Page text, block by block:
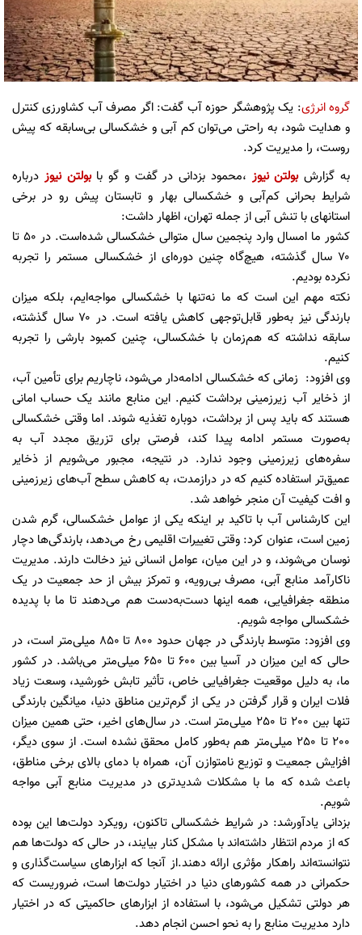
گروه انرژی: یک پژوهشگر حوزه آب گفت: اگر مصرف آب کشاورزی کنترل
و هدایت شود، به راحتی می‌توان کم آبی و خشکسالی بی‌سابقه که پیش
روست، را مدیریت کرد.
به گزارشبولتن نیوز ،محمود بزدانی در گفت و گو بابولتن نیوز درباره
شرایط بحرانی کم‌آبی و خشکسالی بهار و تابستان پیش رو در برخی
استانهای با تنش آبی از جمله تهران، اظهار داشت:
کشور ما امسال وارد پنجمین سال متوالی خشکسالی شده‌است. در ۵۰ تا
۷۰ سال گذشته، هیچ‌گاه چنین دوره‌ای از خشکسالی مستمر را تجربه
نکرده بودیم.
نکته مهم این است که ما نه‌تنها با خشکسالی مواجه‌ایم، بلکه میزان
بارندگی نیز به‌طور قابل‌توجهی کاهش یافته است. در ۷۰ سال گذشته،
سابقه نداشته که هم‌زمان با خشکسالی، چنین کمبود بارشی را تجربه
کنیم.
وی افزود: زمانی که خشکسالی ادامه‌دار می‌شود، ناچاریم برای تأمین آب،
از ذخایر آب زیرزمینی برداشت کنیم. این منابع مانند یک حساب امانی
هستند که باید پس از برداشت، دوباره تغذیه شوند. اما وقتی خشکسالی
به‌صورت مستمر ادامه پیدا کند، فرصتی برای تزریق مجدد آب به
سفره‌های زیرزمینی وجود ندارد. در نتیجه، مجبور می‌شویم از ذخایر
عمیق‌تر استفاده کنیم که در درازمدت، به کاهش سطح آب‌های زیرزمینی
و افت کیفیت آن منجر خواهد شد.
این کارشناس آب با تاکید بر اینکه یکی از عوامل خشکسالی، گرم شدن
زمین است، عنوان کرد: وقتی تغییرات اقلیمی رخ می‌دهد، بارندگی‌ها دچار
نوسان می‌شوند، و در این میان، عوامل انسانی نیز دخالت دارند. مدیریت
ناکارآمد منابع آبی، مصرف بی‌رویه، و تمرکز بیش از حد جمعیت در یک
منطقه جغرافیایی، همه اینها دست‌به‌دست هم می‌دهند تا ما با پدیده
خشکسالی مواجه شویم.
وی افزود: متوسط بارندگی در جهان حدود 800 تا 850 میلی‌متر است، در
حالی که این میزان در آسیا بین 600 تا 650 میلی‌متر می‌باشد. در کشور
ما، به دلیل موقعیت جغرافیایی خاص، تأثیر تابش خورشید، وسعت زیاد
فلات ایران و قرار گرفتن در یکی از گرم‌ترین مناطق دنیا، میانگین بارندگی
تنها بین 200 تا 250 میلی‌متر است. در سال‌های اخیر، حتی همین میزان
200 تا 250 میلی‌متر هم به‌طور کامل محقق نشده است. از سوی دیگر،
افزایش جمعیت و توزیع نامتوازن آن، همراه با دمای بالای برخی مناطق،
باعث شده که ما با مشکلات شدیدتری در مدیریت منابع آبی مواجه
شویم.
بزدانی یادآورشد: در شرایط خشکسالی تاکنون، رویکرد دولت‌ها این بوده
که از مردم انتظار داشته‌اند با مشکل کنار بیایند، در حالی که دولت‌ها هم
نتوانسته‌اند راهکار مؤثری ارائه دهند.از آنجا که ابزارهای سیاست‌گذاری و
حکمرانی در همه کشورهای دنیا در اختیار دولت‌ها است، ضروریست که
هر دولتی تشکیل می‌شود، با استفاده از ابزارهای حاکمیتی که در اختیار
دارد مدیریت منابع را به نحو احسن انجام دهد.